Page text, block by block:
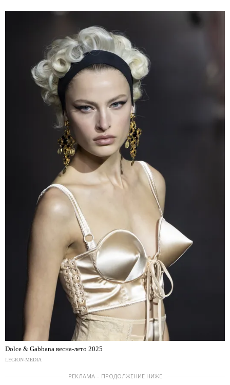
Dolce & Gabbana весна-лето 2025
LEGION-MEDIA
РЕКЛАМА – ПРОДОЛЖЕНИЕ НИЖЕ